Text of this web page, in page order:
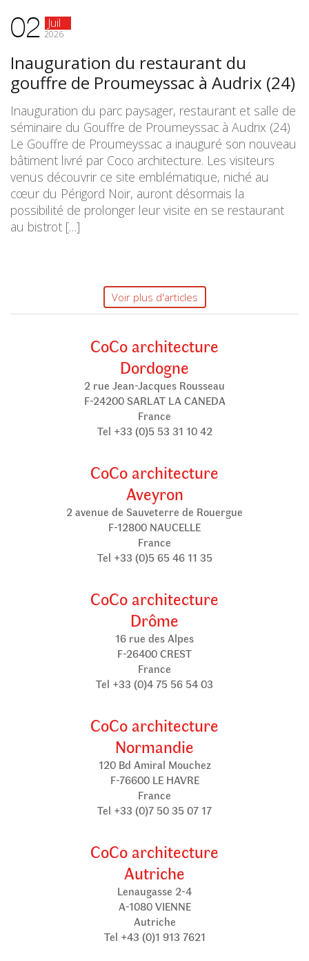
02 Juil
2026
Inauguration du restaurant du
gouffre de Proumeyssac à Audrix (24)
Inauguration du parc paysager, restaurant et salle de
séminaire du Gouffre de Proumeyssac à Audrix (24)
Le Gouffre de Proumeyssac a inauguré son nouveau
bâtiment livré par Coco architecture. Les visiteurs
venus découvrir ce site emblématique, niché au
cœur du Périgord Noir, auront désormais la
possibilité de prolonger leur visite en se restaurant
au bistrot […]
Voir plus d'articles
CoCo architecture
Dordogne
2 rue Jean-Jacques Rousseau
F-24200 SARLAT LA CANEDA
France
Tel +33 (0)5 53 31 10 42
CoCo architecture
Aveyron
2 avenue de Sauveterre de Rouergue
F-12800 NAUCELLE
France
Tel +33 (0)5 65 46 11 35
CoCo architecture
Drôme
16 rue des Alpes
F-26400 CREST
France
Tel +33 (0)4 75 56 54 03
CoCo architecture
Normandie
120 Bd Amiral Mouchez
F-76600 LE HAVRE
France
Tel +33 (0)7 50 35 07 17
CoCo architecture
Autriche
Lenaugasse 2-4
A-1080 VIENNE
Autriche
Tel +43 (0)1 913 7621